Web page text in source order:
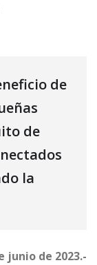
de
de
la
junio de 2023.-